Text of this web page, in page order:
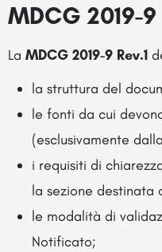
MDCG 2019-9
La MDCG 2019-9 Rev.1
la struttura del
le fonti da cui
(esclusivamente
i requisiti di
la sezione destinata
le modalità di
Notificato;